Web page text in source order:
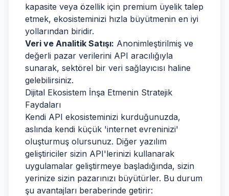
kapasite veya özellik için premium üyelik talep
etmek, ekosisteminizi hızla büyütmenin en iyi
yollarından biridir.
Veri ve Analitik Satışı: Anonimleştirilmiş ve
değerli pazar verilerini API aracılığıyla
sunarak, sektörel bir veri sağlayıcısı haline
gelebilirsiniz.
Dijital Ekosistem İnşa Etmenin Stratejik
Faydaları
Kendi API ekosisteminizi kurduğunuzda,
aslında kendi küçük 'internet evreninizi'
oluşturmuş olursunuz. Diğer yazılım
geliştiriciler sizin API'lerinizi kullanarak
uygulamalar geliştirmeye başladığında, sizin
yerinize sizin pazarınızı büyütürler. Bu durum
şu avantajları beraberinde getirir: